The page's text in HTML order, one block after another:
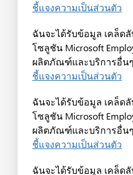
ชี้แจงความเป็นส่วนตัว
ฉันจะได้รับข้อมูล เคล็ด
โซลูชัน Microsoft
ผลิตภัณฑ์และบริการอื่น
ชี้แจงความเป็นส่วนตัว
ฉันจะได้รับข้อมูล เคล็ด
โซลูชัน Microsoft
ผลิตภัณฑ์และบริการอื่น
ชี้แจงความเป็นส่วนตัว
ฉันจะได้รับข้อมูล เคล็ด